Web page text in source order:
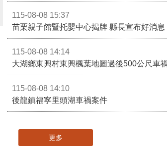
115-08-08 15:37
苗栗親子館暨托嬰中心揭牌 縣長宣布好消
115-08-08 14:14
大湖鄉東興村東興楓葉地圖過後500公尺車
115-08-08 14:10
後龍鎮福寧里頭湖車禍案件
更多